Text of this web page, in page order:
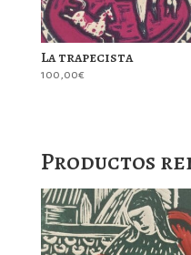
La trapecista
100,00€
Productos